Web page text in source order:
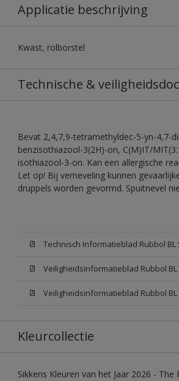
Applicatie beschrijving
Kwast, rolborstel
Technische &
Bevat 2,4,7,9-tetramethyldec-5-yn-4,7-
benzisothiazool-3(2H)-on, C(M)IT/
isothiazool-3-on. Kan een allergische
Let op! Bij verneveling kunnen
druppels worden gevormd. Spuitnevel
Technisch Informatieblad Rubbol BL
Kleurcollectie
Sikkens Kleuren van het Jaar 2026 -